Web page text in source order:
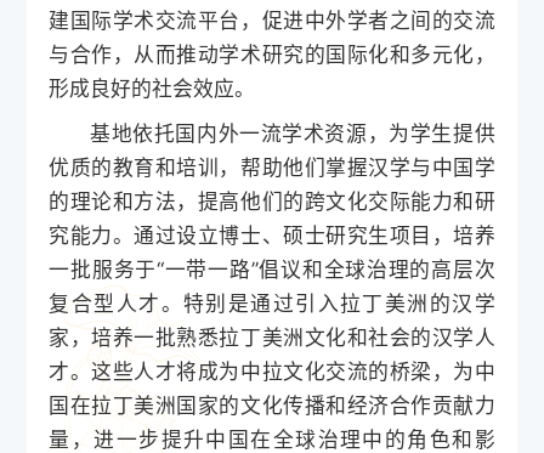
建国际学术交流平台，促进中外学者之间的交流
与合作，从而推动学术研究的国际化和多元化，
形成良好的社会效应。
基地依托国内外一流学术资源，为学生提供
优质的教育和培训，帮助他们掌握汉学与中国学
的理论和方法，提高他们的跨文化交际能力和研
究能力。通过设立博士、硕士研究生项目，培养
一批服务于“一带一路”倡议和全球治理的高层次
复合型人才。特别是通过引入拉丁美洲的汉学
家，培养一批熟悉拉丁美洲文化和社会的汉学人
才。这些人才将成为中拉文化交流的桥梁，为中
国在拉丁美洲国家的文化传播和经济合作贡献力
量，进一步提升中国在全球治理中的角色和影